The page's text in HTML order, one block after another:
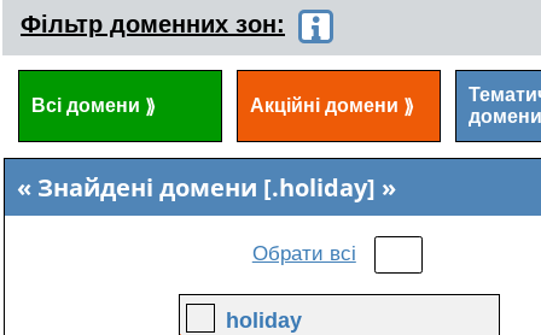
Фільтр доменних зон:
Всі домени ⟫ Акційні домени ⟫
домени
Знайдені домени [.holiday]
Обрати всі
holiday